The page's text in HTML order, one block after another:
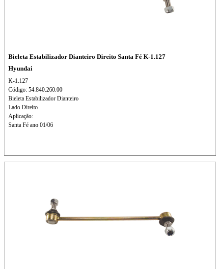
Bieleta Estabilizador Dianteiro Direito Santa Fé K-1.127
Hyundai
K-1.127
Código: 54.840.260.00
Bieleta Estabilizador Dianteiro
Lado Direito
Aplicação:
Santa Fé ano 01/06